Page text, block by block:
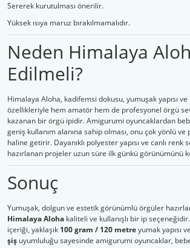
Sererek kurutulması önerilir.
Yüksek ısıya maruz bırakılmamalıdır.
Neden Himalaya
Edilmeli?
Himalaya Aloha, kadifemsi dokusu, yumuşak yapısı
özellikleriyle hem amatör hem de profesyonel örgü
kazanan bir örgü ipidir. Amigurumi oyuncaklardan
geniş kullanım alanına sahip olması, onu çok yönlü
haline getirir. Dayanıklı polyester yapısı ve canlı renk
hazırlanan projeler uzun süre ilk günkü görünümünü
Sonuç
Yumuşak, dolgun ve estetik görünümlü örgüler
Himalaya Aloha kaliteli ve kullanışlı bir ip
içeriği, yaklaşık 100 gram / 120 metreyumak yapısı ve
şiş uyumluluğu sayesinde amigurumi oyuncaklar,